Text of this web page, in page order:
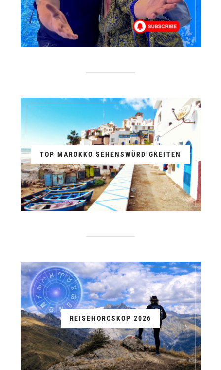
TOP MAROKKO SEHENSWÜRDIGKEITEN
REISEHOROSKOP 2026